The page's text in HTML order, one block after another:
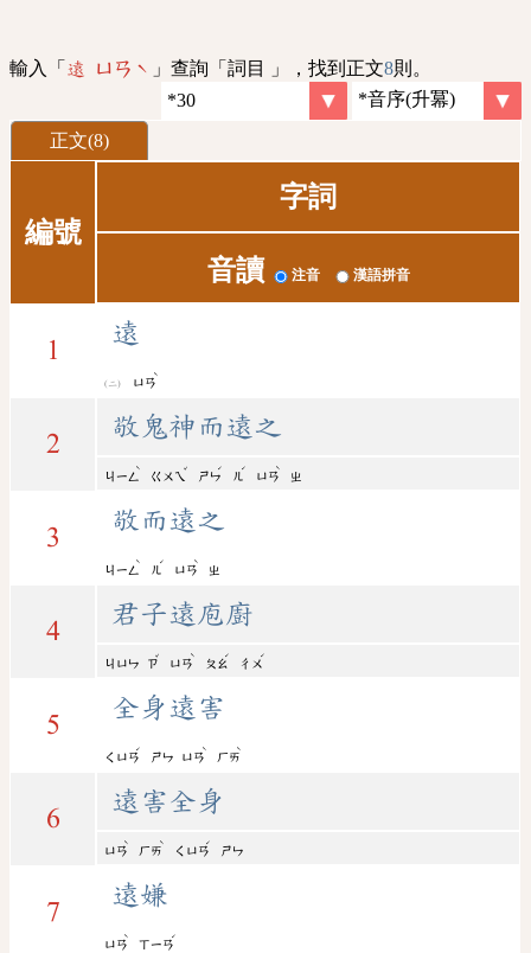
輸入「 遠 ㄩㄢˋ 」查詢「詞目 」，找到正文8則。
正文(8)
編號
字詞
音讀 注音 漢語拼音
1
遠
ㄩㄢ
ˋ
2
敬鬼神而遠之
ㄐㄧㄥ
ˋ
ㄍㄨㄟ
ˇ
ㄕㄣ
ˊ
ㄦ
ˊ
ㄩㄢ
ˋ
ㄓ
3
敬而遠之
ㄐㄧㄥ
ˋ
ㄦ
ˊ
ㄩㄢ
ˋ
ㄓ
4
君子遠庖廚
ㄐㄩㄣ ㄗ
ˇ
ㄩㄢ
ˋ
ㄆㄠ
ˊ
ㄔㄨ
ˊ
5
全身遠害
ㄑㄩㄢ
ˊ
ㄕㄣ ㄩㄢ
ˋ
ㄏㄞ
ˋ
6
遠害全身
ㄩㄢ
ˋ
ㄏㄞ
ˋ
ㄑㄩㄢ
ˊ
ㄕㄣ
7
遠嫌
ㄩㄢ
ˋ
ㄒㄧㄢ
ˊ